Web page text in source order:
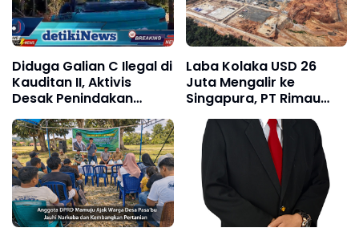
Diduga Galian C Ilegal di
Kauditan II, Aktivis
Desak Penindakan
Tegas
Laba Kolaka USD 26
Juta Mengalir ke
Singapura, PT Rimau
New World Terseret
Dugaan Cuci Uang